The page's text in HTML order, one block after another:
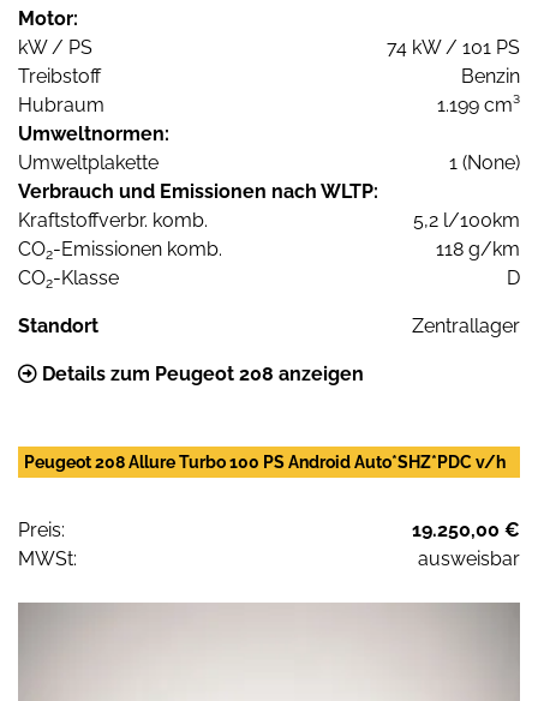
Motor:
kW / PS
74 kW / 101 PS
Treibstoff
Benzin
Hubraum
1.199 cm³
Umweltnormen:
Umweltplakette
1 (None)
Verbrauch und Emissionen nach WLTP:
Kraftstoffverbr. komb.
5,2 l/100km
CO2-Emissionen komb.
118 g/km
CO2-Klasse D
Standort Zentrallager
Details zum Peugeot 208 anzeigen
Peugeot 208 Allure Turbo 100 PS Android Auto*SHZ*PDC v/h
Preis:
19.250,00 €
MWSt:
ausweisbar